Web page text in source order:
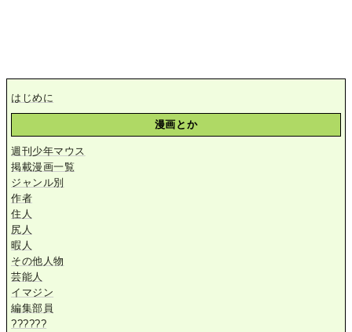
はじめに
漫画とか
週刊少年マウス
掲載漫画一覧
ジャンル別
作者
住人
尻人
暇人
その他人物
芸能人
イマジン
編集部員
??????